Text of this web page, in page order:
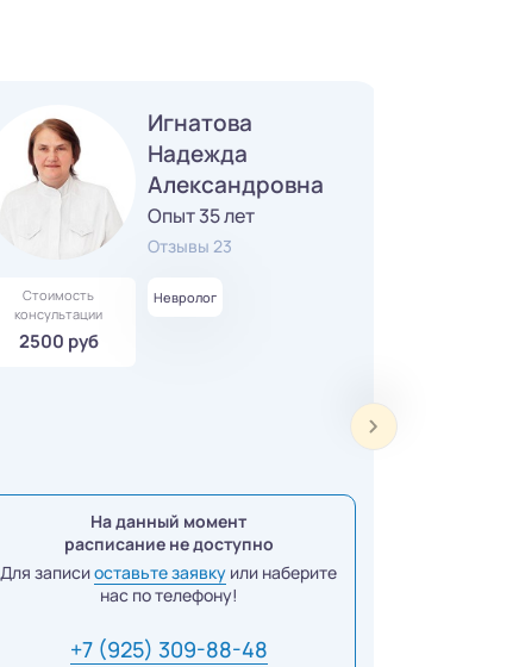
Игнатова
Надежда
Александровна
Опыт 35 лет
Отзывы 23
Стоимость
консультации
2500 руб
Невролог
На данный момент
расписание не доступно
Для записиоставьте заявку или наберите
нас по телефону!
+7 (925) 309-88-48